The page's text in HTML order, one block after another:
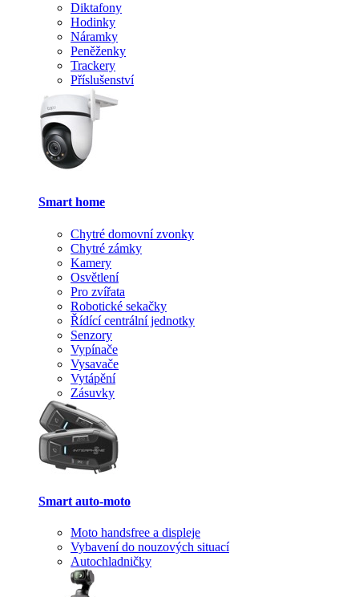
Diktafony
Hodinky
Náramky
Peněženky
Trackery
Příslušenství
Smart home
Chytré domovní zvonky
Chytré zámky
Kamery
Osvětlení
Pro zvířata
Robotické sekačky
Řídící centrální jednotky
Senzory
Vypínače
Vysavače
Vytápění
Zásuvky
Smart auto-moto
Moto handsfree a displeje
Vybavení do nouzových situací
Autochladničky